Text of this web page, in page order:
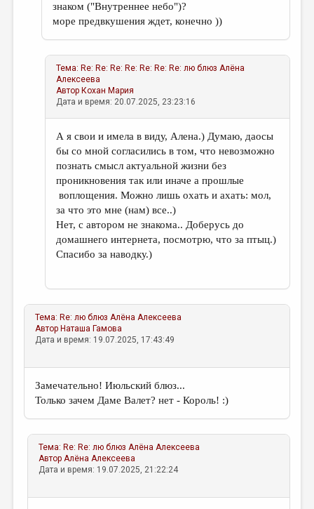
знаком ("Внутреннее небо")?
море предвкушения ждет, конечно ))
Тема: Re: Re: Re: Re: Re: Re: Re: лю блюз Алёна
Алексеева
Автор Кохан Мария
Дата и время: 20.07.2025, 23:23:16
А я свои и имела в виду, Алена.) Думаю, даосы
бы со мной согласились в том, что невозможно
познать смысл актуальной жизни без
проникновения так или иначе а прошлые
воплощения. Можно лишь охать и ахать: мол,
за что это мне (нам) все..)
Нет, с автором не знакома.. Доберусь до
домашнего интернета, посмотрю, что за птыц.)
Спасибо за наводку.)
Тема: Re: лю блюз Алёна Алексеева
Автор Наташа Гамова
Дата и время: 19.07.2025, 17:43:49
Замечательно! Июльский блюз...
Только зачем Даме Валет? нет - Король! :)
Тема: Re: Re: лю блюз Алёна Алексеева
АвторАлёна Алексеева
Дата и время: 19.07.2025, 21:22:24